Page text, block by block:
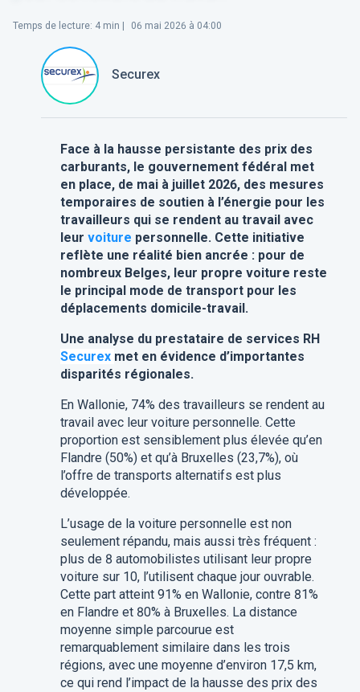
Temps de lecture: 4 min | 06 mai 2026 à 04:00
Securex
Face à la hausse persistante des prix des
carburants, le gouvernement fédéral met
en place, de mai à juillet 2026, des mesures
temporaires de soutien à l’énergie pour les
travailleurs qui se rendent au travail avec
leur voiture personnelle. Cette initiative
reflète une réalité bien ancrée : pour de
nombreux Belges, leur propre voiture reste
le principal mode de transport pour les
déplacements domicile-travail.
Une analyse du prestataire de services RH
Securex met en évidence d’importantes
disparités régionales.
En Wallonie, 74% des travailleurs se rendent au
travail avec leur voiture personnelle. Cette
proportion est sensiblement plus élevée qu’en
Flandre (50%) et qu’à Bruxelles (23,7%), où
l’offre de transports alternatifs est plus
développée.
L’usage de la voiture personnelle est non
seulement répandu, mais aussi très fréquent :
plus de 8 automobilistes utilisant leur propre
voiture sur 10, l’utilisent chaque jour ouvrable.
Cette part atteint 91% en Wallonie, contre 81%
en Flandre et 80% à Bruxelles. La distance
moyenne simple parcourue est
remarquablement similaire dans les trois
régions, avec une moyenne d’environ 17,5 km,
ce qui rend l’impact de la hausse des prix des